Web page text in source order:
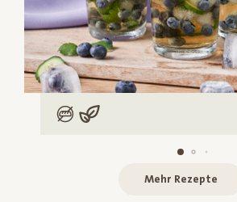
Low Carb
Vegan
Mehr Rezepte